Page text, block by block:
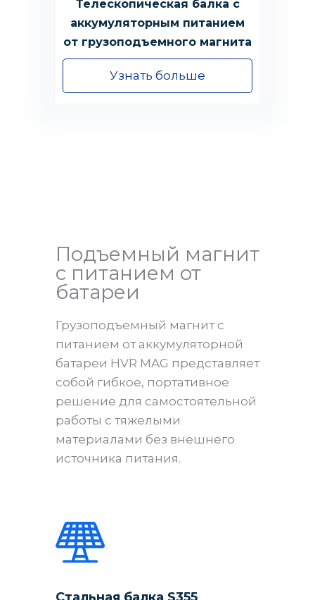
Телескопическая балка с
аккумуляторным питанием
от грузоподъемного магнита
Узнать больше
Подъемный магнит
с питанием от
батареи
Грузоподъемный магнит с
питанием от аккумуляторной
батареи HVR MAG представляет
собой гибкое, портативное
решение для самостоятельной
работы с тяжелыми
материалами без внешнего
источника питания.
Стальная балка S355